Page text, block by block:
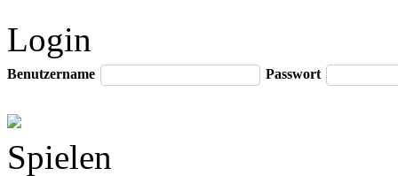
Login
Benutzername Passwort
Spielen